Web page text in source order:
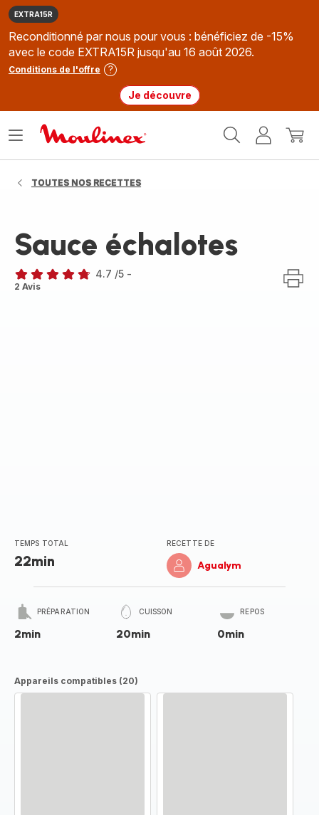
EXTRA15R
Reconditionné par nous pour vous : bénéficiez de -15%
avec le code EXTRA15R jusqu'au 16 août 2026.
Conditions de l'offre
Je découvre
MonMon
Ouvrir
TOUTES NOS RECETTES
Sauce échalotes
ratings.4.7
4.7 /5 -
2 Avis
TEMPS TOTAL
22min
RECETTE DE
Agualym
PRÉPARATION
2min
CUISSON
20min
REPOS
0min
Appareils compatibles (20)